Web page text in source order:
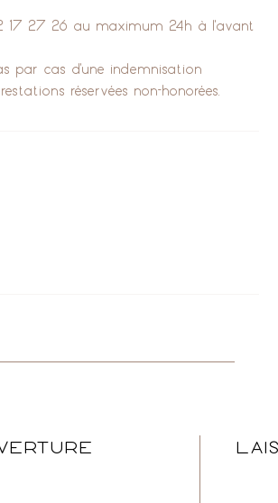
17 27 26 au maximum 24h à l'avant
par cas d'une indemnisation
réservées non-honorées.